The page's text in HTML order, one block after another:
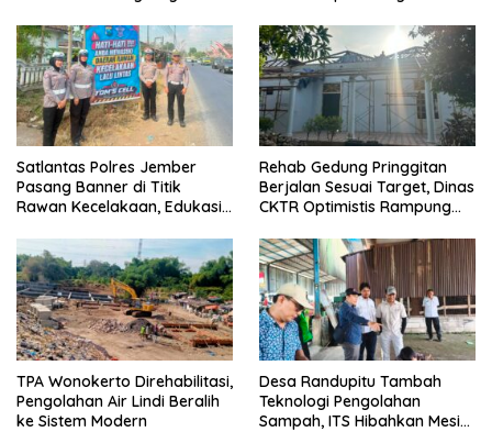
Babinsa dan
Bhabinkamtibmas
Satlantas Polres Jember
Pasang Banner di Titik
Rawan Kecelakaan, Edukasi
Keselamatan
Rehab Gedung Pringgitan
Berjalan Sesuai Target, Dinas
CKTR Optimistis Rampung
TPA Wonokerto Direhabilitasi,
Pengolahan Air Lindi Beralih
ke Sistem Modern
Desa Randupitu Tambah
Teknologi Pengolahan
Sampah, ITS Hibahkan Mesin